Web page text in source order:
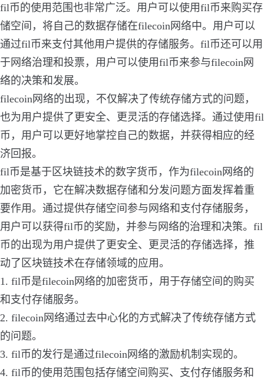
fil币的使用范围也非常广泛。用户可以使用fil币来购买存
储空间，将自己的数据存储在filecoin网络中。用户可以
通过fil币来支付其他用户提供的存储服务。fil币还可以用
于网络治理和投票，用户可以使用fil币来参与filecoin网
络的决策和发展。
filecoin网络的出现，不仅解决了传统存储方式的问题，
也为用户提供了更安全、更灵活的存储选择。通过使用fil
币，用户可以更好地掌控自己的数据，并获得相应的经
济回报。
fil币是基于区块链技术的数字货币，作为filecoin网络的
加密货币，它在解决数据存储和分发问题方面发挥着重
要作用。通过提供存储空间参与网络和支付存储服务，
用户可以获得fil币的奖励，并参与网络的治理和决策。fil
币的出现为用户提供了更安全、更灵活的存储选择，推
动了区块链技术在存储领域的应用。
1. fil币是filecoin网络的加密货币，用于存储空间的购买
和支付存储服务。
2. filecoin网络通过去中心化的方式解决了传统存储方式
的问题。
3. fil币的发行是通过filecoin网络的激励机制实现的。
4. fil币的使用范围包括存储空间购买、支付存储服务和